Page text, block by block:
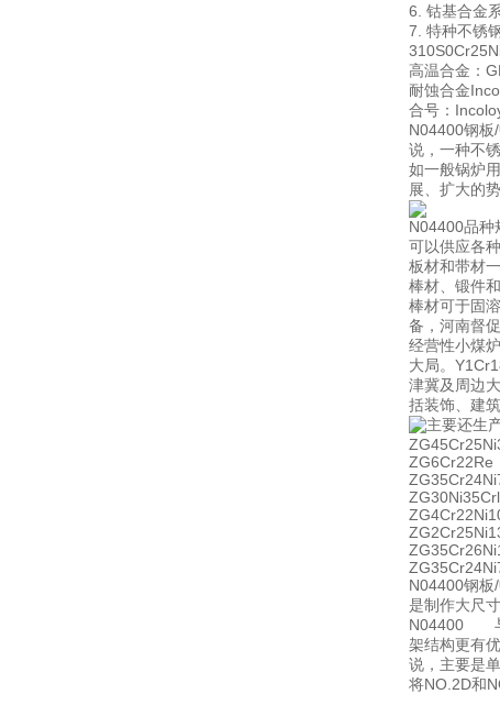
6. 钴基合金
7. 特种不锈
高温合金：
耐蚀合金
合号：
N04400钢
说，一种不
如一般锅炉
展、扩大的
N04400品种
可以供应各
板材和带材
棒材、锻件
棒材可于固
备，河南督
经营性小煤
大局。
津冀及周边
括装饰、建
主要还生
N04400钢
是制作大尺
N04400 与
架结构更有
说，主要是
将NO.2D和